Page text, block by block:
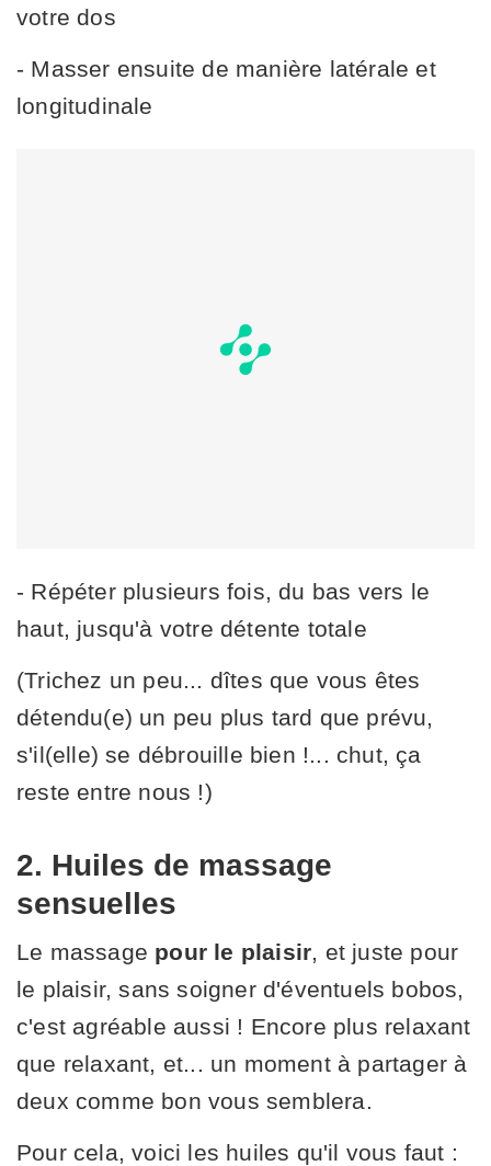
votre dos
- Masser ensuite de manière latérale et
longitudinale
- Répéter plusieurs fois, du bas vers le
haut, jusqu'à votre détente totale
(Trichez un peu... dîtes que vous êtes
détendu(e) un peu plus tard que prévu,
s'il(elle) se débrouille bien !... chut, ça
reste entre nous !)
2. Huiles de massage
sensuelles
Le massage pour le plaisir , et juste pour
le plaisir, sans soigner d'éventuels bobos,
c'est agréable aussi ! Encore plus relaxant
que relaxant, et... un moment à partager à
deux comme bon vous semblera.
Pour cela, voici les huiles qu'il vous faut :